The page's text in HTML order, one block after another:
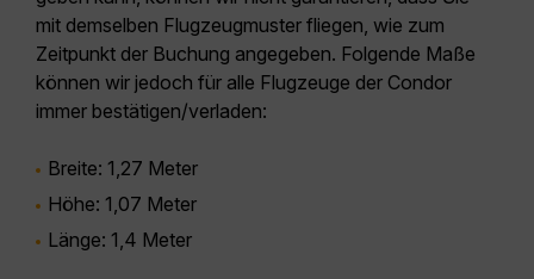
mit demselben Flugzeugmuster fliegen, wie zum
Zeitpunkt der Buchung angegeben. Folgende Maße
können wir jedoch für alle Flugzeuge der Condor
immer bestätigen/verladen:
Breite: 1,27 Meter
Höhe: 1,07 Meter
Länge: 1,4 Meter